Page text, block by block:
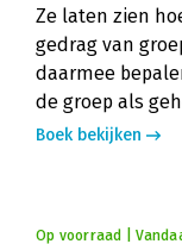
Ze laten zien
gedrag van
daarmee
de groep als
Boek bekijken
Op voorraad |